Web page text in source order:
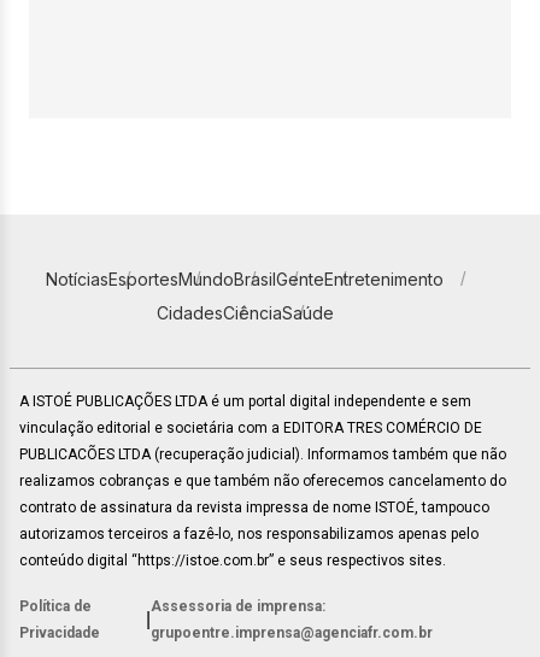
NotíciasEsportesMundoBrasilGenteEntretenimento
CidadesCiênciaSaúde
A ISTOÉ PUBLICAÇÕES LTDA é um portal digital independente e sem
vinculação editorial e societária com a EDITORA TRES COMÉRCIO DE
PUBLICACÕES LTDA (recuperação judicial). Informamos também que não
realizamos cobranças e que também não oferecemos cancelamento do
contrato de assinatura da revista impressa de nome ISTOÉ, tampouco
autorizamos terceiros a fazê-lo, nos responsabilizamos apenas pelo
conteúdo digital “https://istoe.com.br” e seus respectivos sites.
Política de
Privacidade
Assessoria de imprensa:
grupoentre.imprensa@agenciafr.com.br